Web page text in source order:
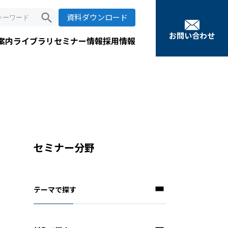
search 資料ダウンロード
内ライブラリセミナー情報採用情報 お問い合わせ
セミナー分野
テーマで探す